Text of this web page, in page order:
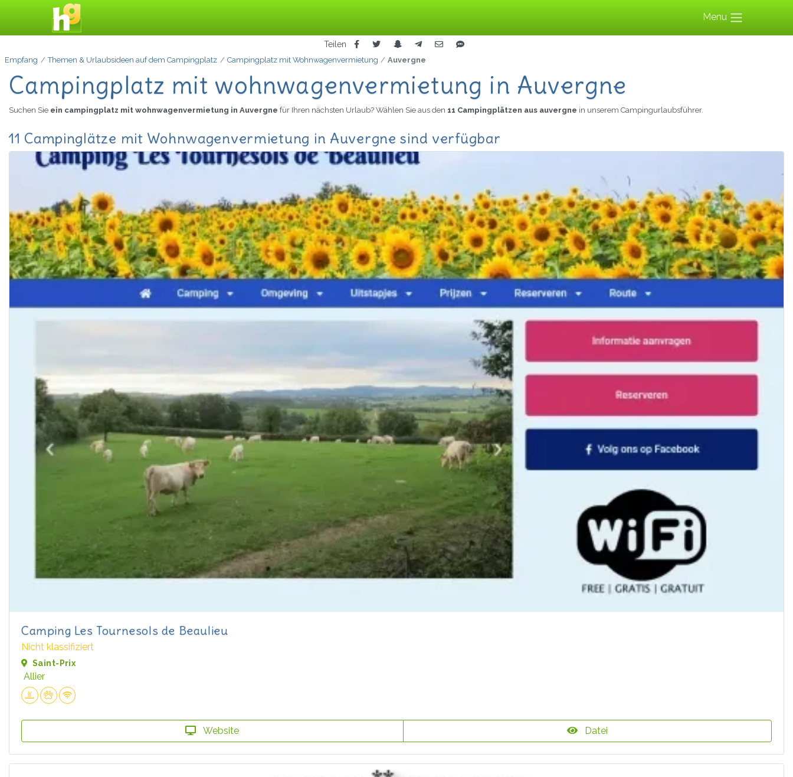
Menu
Teilen
Empfang Themen & Urlaubsideen auf dem Campingplatz Campingplatz mit Wohnwagenvermietung Auvergne
Campingplatz mit wohnwagenvermietung in Auvergne
Suchen Sie ein campingplatz mit wohnwagenvermietung in Auvergne für Ihren nächsten Urlaub? Wählen Sie aus den 11 Campingplätzen aus auvergne in unserem Campingurlaubsführer.
11 Campinglätze mit Wohnwagenvermietung in Auvergne sind verfügbar
Camping Les Tournesols de Beaulieu
Nicht klassifiziert
Saint-Prix
Allier
Website Datei